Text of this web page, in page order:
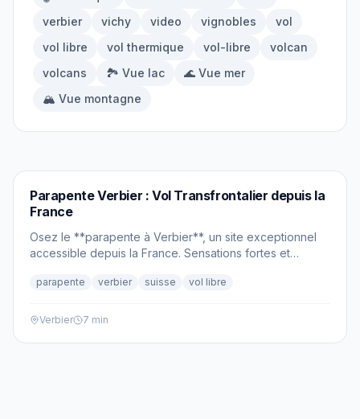
verbier
vichy video vignobles
vol
vol libre
vol thermique vol-libre
volcan
volcans
🏞️ Vue lac
🌊 Vue mer
🏔️ Vue montagne
PARAPENTE
Parapente Verbier : Vol Transfrontalier depuis la
France
Osez le **parapente à Verbier**, un site exceptionnel
accessible depuis la France. Sensations fortes et
parapente verbier suisse vol libre
Verbier 7 min